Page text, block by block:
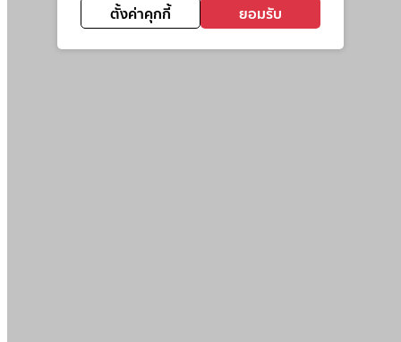
ตั้งค่าคุกกี้ ยอมรับ